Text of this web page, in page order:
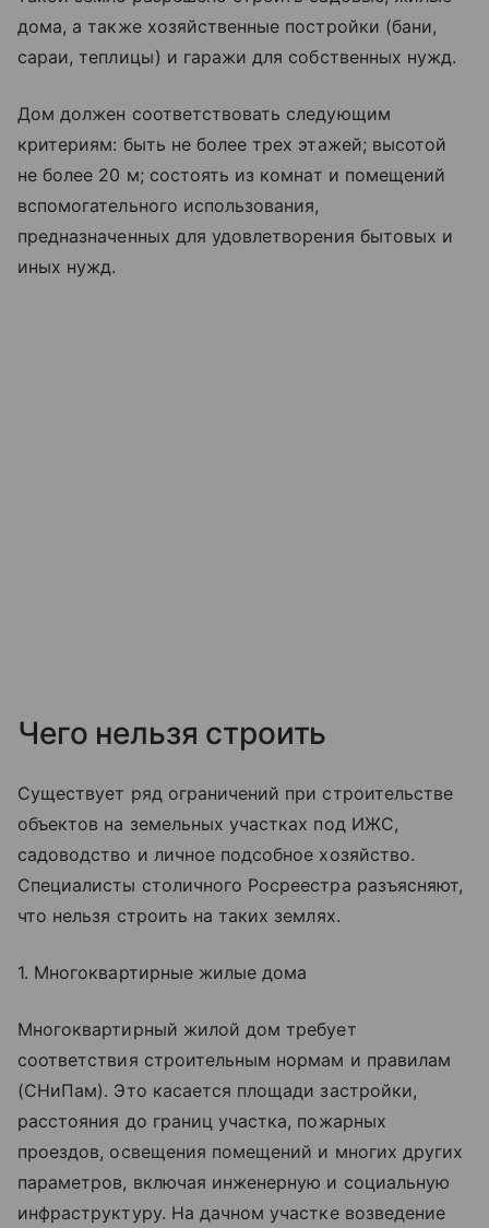
дома, а также хозяйственные постройки (бани,
сараи, теплицы) и гаражи для собственных нужд.
Дом должен соответствовать следующим
критериям: быть не более трех этажей; высотой
не более 20 м; состоять из комнат и помещений
вспомогательного использования,
предназначенных для удовлетворения бытовых и
иных нужд.
Чего нельзя строить
Существует ряд ограничений при строительстве
объектов на земельных участках под ИЖС,
садоводство и личное подсобное хозяйство.
Специалисты столичного Росреестра разъясняют,
что нельзя строить на таких землях.
1. Многоквартирные жилые дома
Многоквартирный жилой дом требует
соответствия строительным нормам и правилам
(СНиПам). Это касается площади застройки,
расстояния до границ участка, пожарных
проездов, освещения помещений и многих других
параметров, включая инженерную и социальную
инфраструктуру. На дачном участке возведение